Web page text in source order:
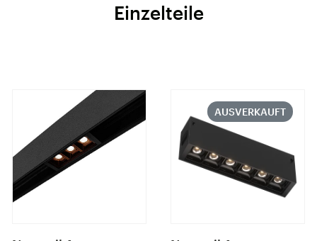
K
g
o
r
Einzelteile
AUSVERKAUFT